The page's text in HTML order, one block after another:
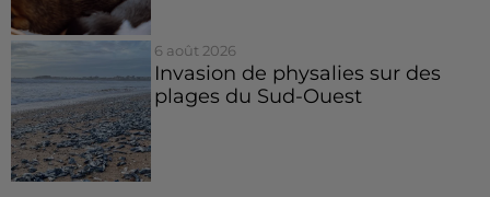
6 août 2026
Invasion de physalies sur des
plages du Sud-Ouest